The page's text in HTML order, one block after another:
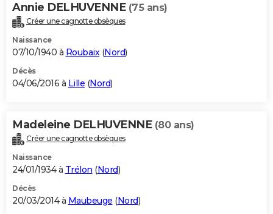
Annie DELHUVENNE (75 ans)
Créer une cagnotte obsèques
Naissance
07/10/1940 à Roubaix(Nord)
Décès
04/06/2016 à Lille (Nord)
Madeleine DELHUVENNE (80 ans)
Créer une cagnotte obsèques
Naissance
24/01/1934 à Trélon (Nord)
Décès
20/03/2014 à Maubeuge (Nord)